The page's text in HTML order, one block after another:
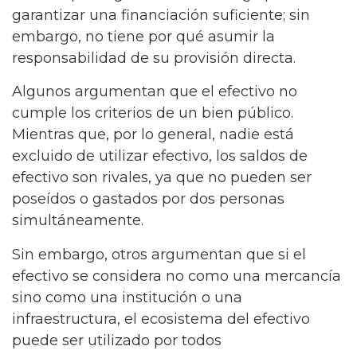
garantizar una financiación suficiente; sin
embargo, no tiene por qué asumir la
responsabilidad de su provisión directa.
Algunos argumentan que el efectivo no
cumple los criterios de un bien público.
Mientras que, por lo general, nadie está
excluido de utilizar efectivo, los saldos de
efectivo son rivales, ya que no pueden ser
poseídos o gastados por dos personas
simultáneamente.
Sin embargo, otros argumentan que si el
efectivo se considera no como una mercancía
sino como una institución o una
infraestructura, el ecosistema del efectivo
puede ser utilizado por todos